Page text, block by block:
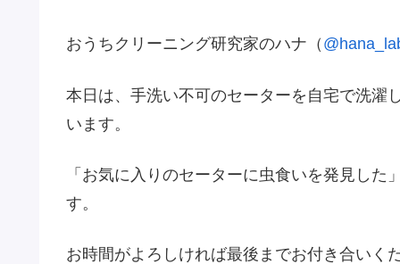
おうちクリーニング研究家のハナ（
本日は、手洗い不可のセーターを自宅で洗濯
います。
「お気に入りのセーターに虫食いを発見し
す。
お時間がよろしければ最後までお付き合いく